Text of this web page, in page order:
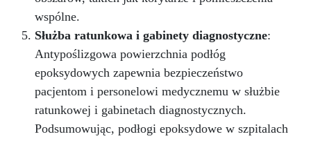
wspólne.
Służba ratunkowa i gabinety diagnostyczne:
Antypoślizgowa powierzchnia podłóg
epoksydowych zapewnia bezpieczeństwo
pacjentom i personelowi medycznemu w służbie
ratunkowej i gabinetach diagnostycznych.
Podsumowując, podłogi epoksydowe w szpitalach